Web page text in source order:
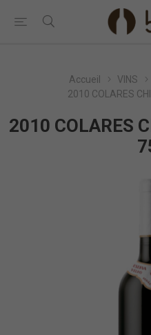
Accueil VINS
2010 COLARES
2010 COLARES